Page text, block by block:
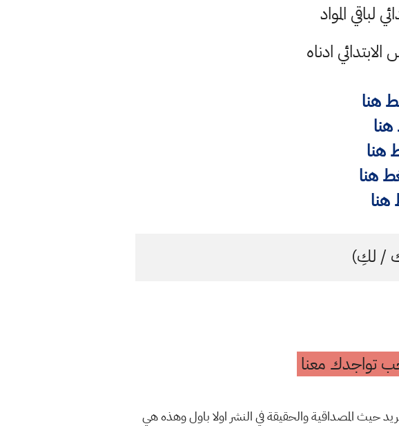
المواد
ادناه
هنا
هنا
هنا
/ لكِ)
تواجدك معنا
حيث المصداقية والحقيقة في النشر اولا باول وهذه هي